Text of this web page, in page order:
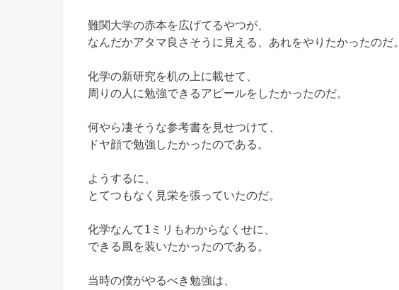
難関大学の赤本を広げてるやつが、
なんだかアタマ良さそうに見える、あれをやりたかったのだ。
化学の新研究を机の上に載せて、
周りの人に勉強できるアピールをしたかったのだ。
何やら凄そうな参考書を見せつけて、
ドヤ顔で勉強したかったのである。
ようするに、
とてつもなく見栄を張っていたのだ。
化学なんて1ミリもわからなくせに、
できる風を装いたかったのである。
当時の僕がやるべき勉強は、